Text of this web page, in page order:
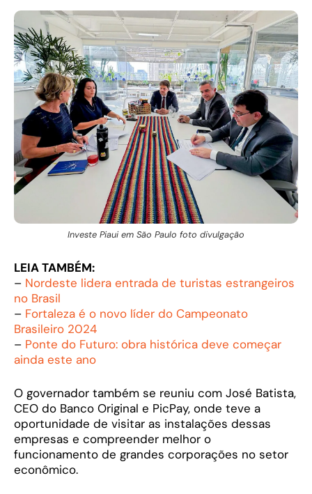
Investe Piaui em São Paulo foto divulgação
LEIA TAMBÉM:
– Nordeste lidera entrada de turistas estrangeiros
no Brasil
– Fortaleza é o novo líder do Campeonato
Brasileiro 2024
– Ponte do Futuro: obra histórica deve começar
ainda este ano
O governador também se reuniu com José Batista,
CEO do Banco Original e PicPay, onde teve a
oportunidade de visitar as instalações dessas
empresas e compreender melhor o
funcionamento de grandes corporações no setor
econômico.